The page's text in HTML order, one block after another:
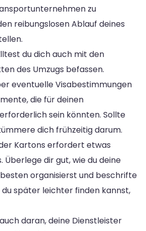
zu
reibungslosen Ablauf deines
du dich auch mit den
des Umzugs befassen.
eventuelle Visabestimmungen
die für deinen
sein könnten. Sollte
dich frühzeitig darum.
Kartons erfordert etwas
Überlege dir gut, wie du deine
organisierst und beschrifte
später leichter finden kannst,
daran, deine Dienstleister